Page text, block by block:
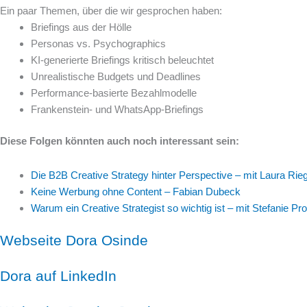
Ein paar Themen, über die wir gesprochen haben:
Briefings aus der Hölle
Personas vs. Psychographics
KI-generierte Briefings kritisch beleuchtet
Unrealistische Budgets und Deadlines
Performance-basierte Bezahlmodelle
Frankenstein- und WhatsApp-Briefings
Diese Folgen könnten auch noch interessant sein:
Die B2B Creative Strategy hinter Perspective – mit Laura
Keine Werbung ohne Content – Fabian Dubeck
Warum ein Creative Strategist so wichtig ist – mit Stefanie
Webseite Dora Osinde
Dora auf LinkedIn